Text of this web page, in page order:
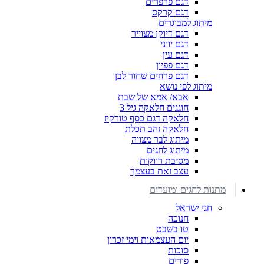
דגם קרקס
מיתוג למבוגרים
דגם דיוקן מצוייר
דגם יווני
דגם עין
דגם פפיון
דגם פרחים שחור לבן
מיתוג לפי נושא
אבא/ אמא של שבת
חוגגים חלאקה גיל 3
חלאקה דגם כסף טורקיז
חלאקה זהב תכלת
מיתוג לבר מצווה
מיתוג לחגים
מסיבת רווקות
עצב זאת בעצמך
מתנות לחגים ומועדים
חגי ישראל
חנוכה
טו בשבט
יום העצמאות וימי זכרון
סוכות
פורים